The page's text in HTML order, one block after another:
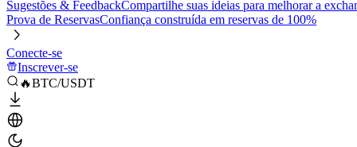
Sugestões & FeedbackCompartilhe suas ideias para melhorar a
Prova de ReservasConfiança construída em reservas de 100%
Conecte-se
Inscrever-se
🔥BTC/USDT